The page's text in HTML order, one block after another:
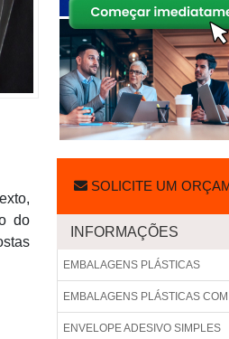
do
SOLICITE UM
INFORMAÇÕES
EMBALAGENS PLÁSTICAS
EMBALAGENS PLÁSTICAS
ENVELOPE ADESIVO SIMPLES